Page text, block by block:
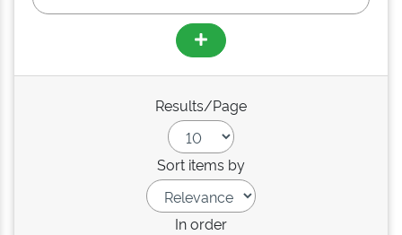
Results/Page
Sort items by
In order